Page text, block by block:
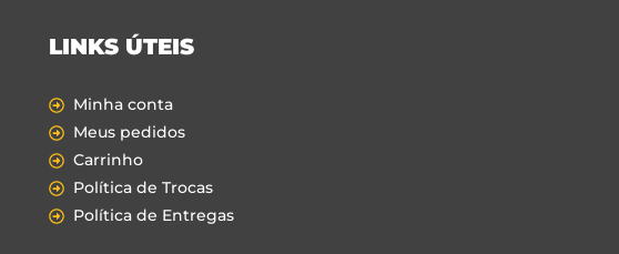
LINKS ÚTEIS
Minha conta
Meus pedidos
Carrinho
Política de Trocas
Política de Entregas